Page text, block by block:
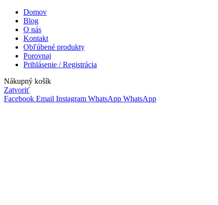
Domov
Blog
O nás
Kontakt
Obľúbené produkty
Porovnaj
Prihlásenie / Registrácia
Nákupný košík
Zatvoriť
Facebook Email Instagram WhatsApp WhatsApp